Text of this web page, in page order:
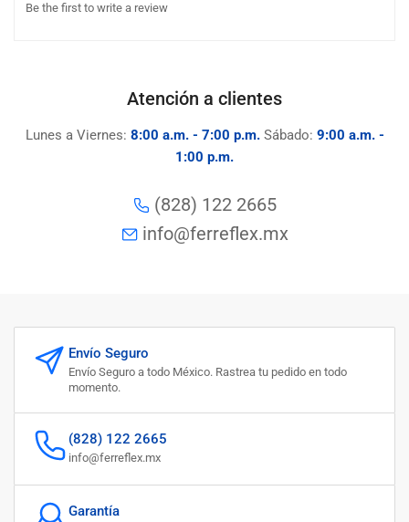
Be the first to write a review
Atención a clientes
Lunes a Viernes: 8:00 a.m. - 7:00 p.m. Sábado: 9:00 a.m. -
1:00 p.m.
(828) 122 2665
info@ferreflex.mx
Envío Seguro
Envío Seguro a todo México. Rastrea tu pedido en todo
momento.
(828) 122 2665
info@ferreflex.mx
Garantía